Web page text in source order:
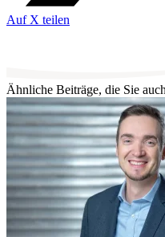
Auf X teilen
Ähnliche Beiträge, die Sie